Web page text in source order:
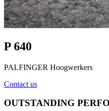
P 640
PALFINGER Hoogwerkers
Contact us
OUTSTANDING